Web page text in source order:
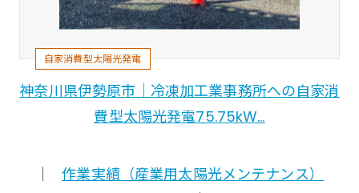
自家消費型太陽光発電
神奈川県伊勢原市｜冷凍加工業事務所への自家消
費型太陽光発電75.75kW…
作業実績（産業用太陽光メンテナンス）